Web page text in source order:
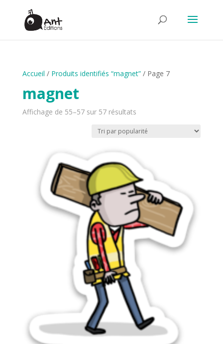
Accueil / Produits identifiés “magnet”/ Page 7
magnet
Affichage de 55–57 sur 57 résultatsTrié
popularité